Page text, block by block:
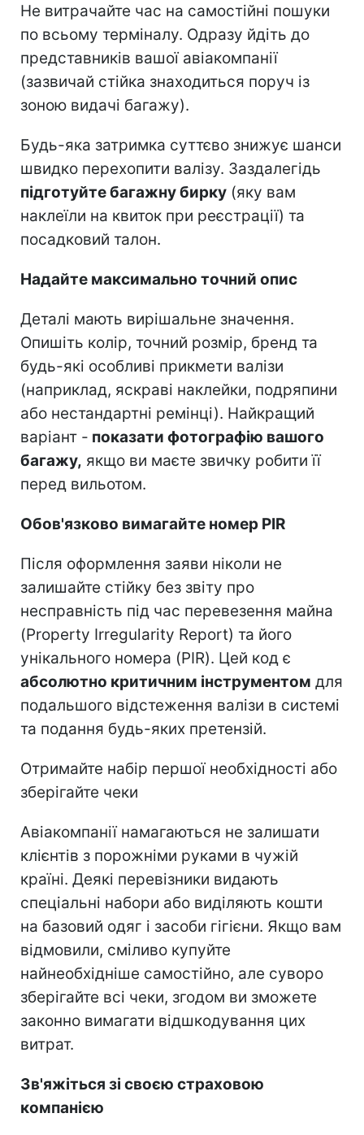
Не витрачайте час на самостійні пошуки
по всьому терміналу. Одразу йдіть до
представників вашої авіакомпанії
(зазвичай стійка знаходиться поруч із
зоною видачі багажу).
Будь-яка затримка суттєво знижує шанси
швидко перехопити валізу. Заздалегідь
підготуйте багажну бирку (яку вам
наклеїли на квиток при реєстрації) та
посадковий талон.
Надайте максимально точний опис
Деталі мають вирішальне значення.
Опишіть колір, точний розмір, бренд та
будь-які особливі прикмети валізи
(наприклад, яскраві наклейки, подряпини
або нестандартні ремінці). Найкращий
варіант - показати фотографію вашого
багажу, якщо ви маєте звичку робити її
перед вильотом.
Обов'язково вимагайте номер PIR
Після оформлення заяви ніколи не
залишайте стійку без звіту про
несправність під час перевезення майна
(Property Irregularity Report) та його
унікального номера (PIR). Цей код є
абсолютно критичним інструментом для
подальшого відстеження валізи в системі
та подання будь-яких претензій.
Отримайте набір першої необхідності або
зберігайте чеки
Авіакомпанії намагаються не залишати
клієнтів з порожніми руками в чужій
країні. Деякі перевізники видають
спеціальні набори або виділяють кошти
на базовий одяг і засоби гігієни. Якщо вам
відмовили, сміливо купуйте
найнеобхідніше самостійно, але суворо
зберігайте всі чеки, згодом ви зможете
законно вимагати відшкодування цих
витрат.
Зв'яжіться зі своєю страховою
компанією